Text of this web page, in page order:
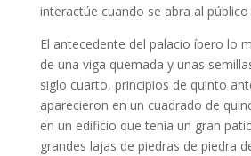
interactúe cuando se abra al
El antecedente del palacio íbero lo
de una viga quemada y unas
siglo cuarto, principios de quinto
aparecieron en un cuadrado de
en un edificio que tenía un gran
grandes lajas de piedras de piedra